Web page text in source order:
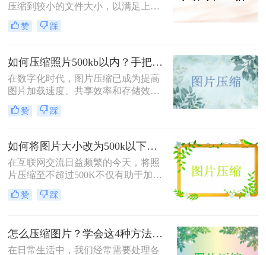
压缩到较小的文件大小，以满足上
传、发送或存储的需求那么图片大小
怎么压缩到500k以内呢？本文将介绍
法。
赞 踩
如何压缩照片500kb以内？手把手教你4个压缩方法！
在数字化时代，图片压缩已成为提高
图片加载速度、共享效率和存储效率
的重要手段。无论是个人用户还是企
业用户，都经常需要将照片压缩到特
压缩照片500kb以内呢？本文将介绍
四种将照片压缩到500KB以内的方
法。
赞 踩
如何将图片大小改为500k以下？教你2个不同平台的方法！
在互联网交流日益频繁的今天，将照
片压缩至不超过500K不仅有助于加快
网页加载速度、减少电子邮件附件体
积，还能满足许多平台对上传图片大
效的方法来帮助您轻松实现这一目
标。
赞 踩
怎么压缩图片？学会这4种方法可以轻松压缩大小!
在日常生活中，我们经常需要处理各